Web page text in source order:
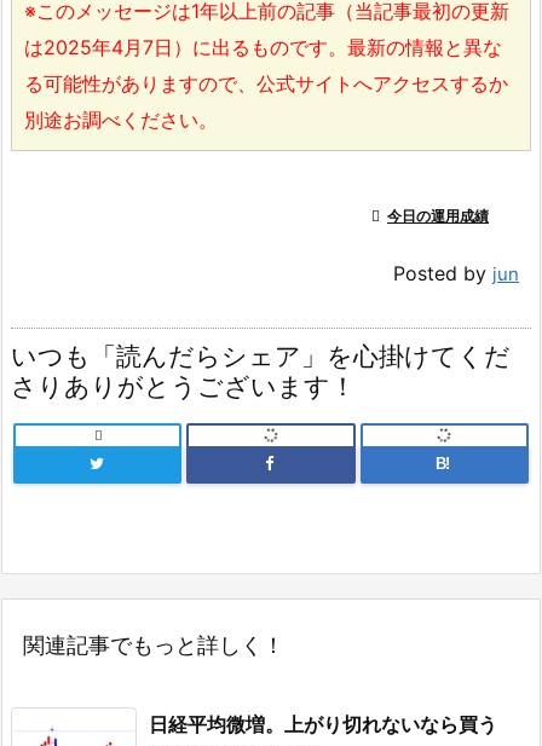
※このメッセージは1年以上前の記事（当記事最初の更新
は2025年4月7日）に出るものです。最新の情報と異な
る可能性がありますので、公式サイトへアクセスするか
別途お調べください。
 今日の運用成績
Posted by jun
いつも「読んだらシェア」を心掛けてくだ
さりありがとうございます！

B!
関連記事でもっと詳しく！
日経平均微増。上がり切れないなら買う